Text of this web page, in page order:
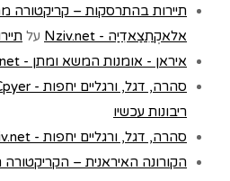
תיירות בהתרסקות – קריקטורה
אלאקְתִצַאדִיַה - Nziv.net
על
איראן - אומנות המשא ומתן - Nziv.net
סהרה, דגל, ורגליים יחפות - Nziv.net - Cpyer חדשות
ריבונות עכשיו
סהרה, דגל, ורגליים יחפות - Nziv.net
הקורונה האיראנית –